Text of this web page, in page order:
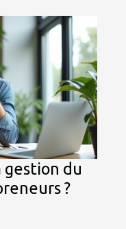
gestion du
?